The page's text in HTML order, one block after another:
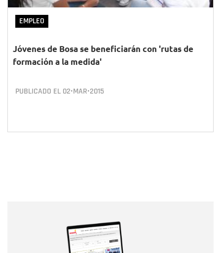
EMPLEO
Jóvenes de Bosa se beneficiarán con 'rutas de
formación a la medida'
PUBLICADO EL 02•MAR•2015
Correo electrónico